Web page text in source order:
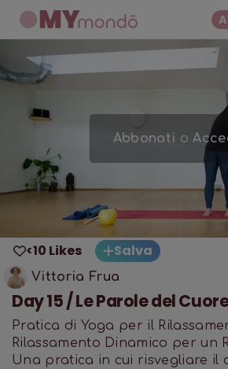
Abbonati o
<10 Likes Salva
Vittoria Frua
Day 15 / Le Parole del
Pratica di Yoga per il
Rilassamento Dinamico per un
Una pratica in cui risvegliare il